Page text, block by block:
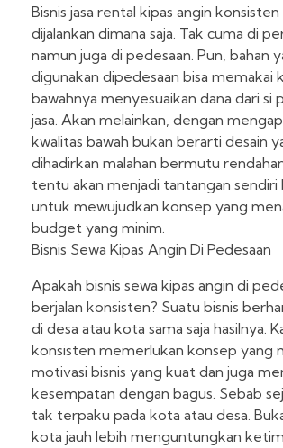
Bisnis jasa rental kipas angin
dijalankan dimana saja. Tak cuma di
namun juga di pedesaan. Pun, bahan
digunakan dipedesaan bisa memakai
bawahnya menyesuaikan dana dari si
jasa. Akan melainkan, dengan
kwalitas bawah bukan berarti desain
dihadirkan malahan bermutu
tentu akan menjadi tantangan sendiri
untuk mewujudkan konsep yang
budget yang minim.
Bisnis Sewa Kipas Angin Di Pedesaan
Apakah bisnis sewa kipas angin di
berjalan konsisten? Suatu bisnis
di desa atau kota sama saja hasilnya.
konsisten memerlukan konsep yang
motivasi bisnis yang kuat dan juga
kesempatan dengan bagus. Sebab
tak terpaku pada kota atau desa.
kota jauh lebih menguntungkan